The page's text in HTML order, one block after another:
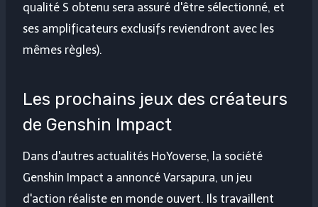
qualité S obtenu sera assuré d'être sélectionné, et
ses amplificateurs exclusifs reviendront avec les
mêmes règles).
Les prochains jeux des créateurs
de Genshin Impact
Dans d'autres actualités HoYoverse, la société
Genshin Impact a annoncé Varsapura, un jeu
d'action réaliste en monde ouvert. Ils travaillent